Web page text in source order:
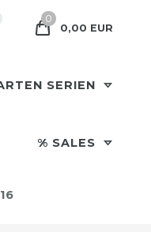
0
0,00 EUR
SERIEN
% SALES